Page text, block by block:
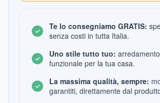
Te lo consegniamo GRATIS:
senza costi in tutta Italia.
Uno stile tutto tuo:
funzionale per la tua casa.
La massima qualità, sempre:
garantiti, direttamente dal